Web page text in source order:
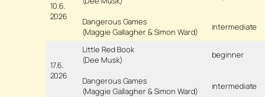
10.6.
2026
Dangerous Games
(Maggie Gallagher & Simon Ward)
intermediate
17.6.
2026
Little Red Book
(Dee Musk)
Dangerous Games
(Maggie Gallagher & Simon Ward)
beginner
intermediate